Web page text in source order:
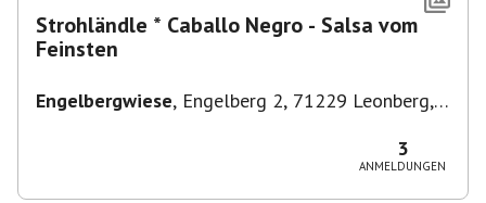
Strohländle * Caballo Negro - Salsa vom
Feinsten
Engelbergwiese, Engelberg 2, 71229 Leonberg,
3
ANMELDUNGEN